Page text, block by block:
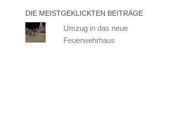
DIE MEISTGEKLICKTEN BEITRÄGE
Umzug in das neue
Feuerwehrhaus